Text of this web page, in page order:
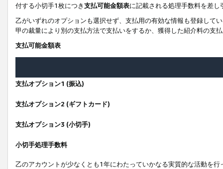
付する小切手1枚につき支払可能金額表に記載される処理手数料を差し
乙がいずれのオプションも選択せず、支払用の有効な情報も登録して
甲の裁量により別の支払方法で支払いをするか、獲得した紹介料の支
支払可能金額表
支払オプション1 (振込)
支払オプション2 (ギフトカード)
支払オプション3 (小切手)
小切手処理手数料
乙のアカウントが少なくとも1年にわたっていかなる実質的な活動を